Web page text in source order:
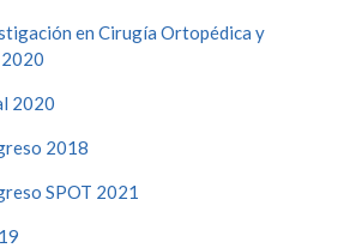
en Cirugía Ortopédica y
2020
2018
SPOT 2021